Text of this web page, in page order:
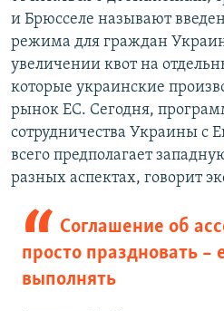
и Брюсселе называют
режима для граждан
увеличении квот на
которые украинские
рынок ЕС. Сегодня,
сотрудничества Украины с
всего предполагает
разных аспектах, говорит
Соглашение об
просто праздновать –
выполнять